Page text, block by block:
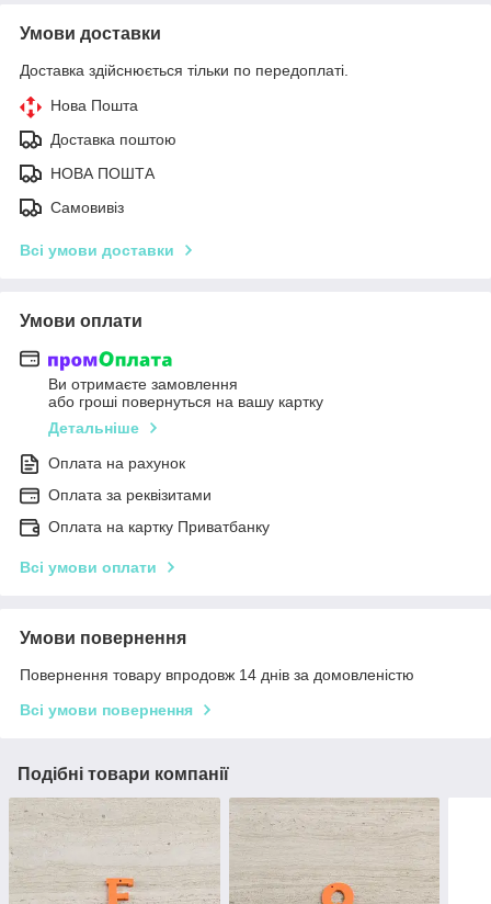
Умови доставки
Доставка здійснюється тільки по передоплаті.
Нова Пошта
Доставка поштою
НОВА ПОШТА
Самовивіз
Всі умови доставки
Умови оплати
Ви отримаєте замовлення
або гроші повернуться на вашу картку
Детальніше
Оплата на рахунок
Оплата за реквізитами
Оплата на картку Приватбанку
Всі умови оплати
Умови повернення
Повернення товару впродовж 14 днів за домовленістю
Всі умови повернення
Подібні товари компанії